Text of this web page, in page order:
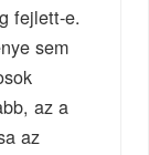
fejlett-e.
sem
az a
az